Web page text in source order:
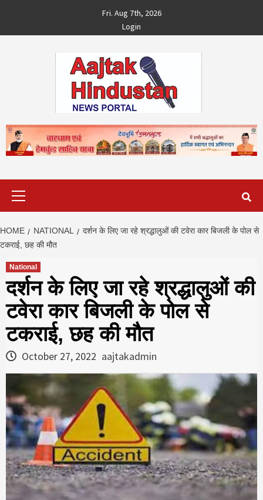
content
Fri. Aug 7th, 2026
Login
HOME NATIONAL
दर्शन के लिए जा रहे श्रद्धालुओं की टवेरा कार बिजली के पोल से
टकराई, छह की मौत
National
दर्शन के लिए जा रहे श्रद्धालुओं की
टवेरा कार बिजली के पोल से
टकराई, छह की मौत
October 27, 2022 aajtakadmin